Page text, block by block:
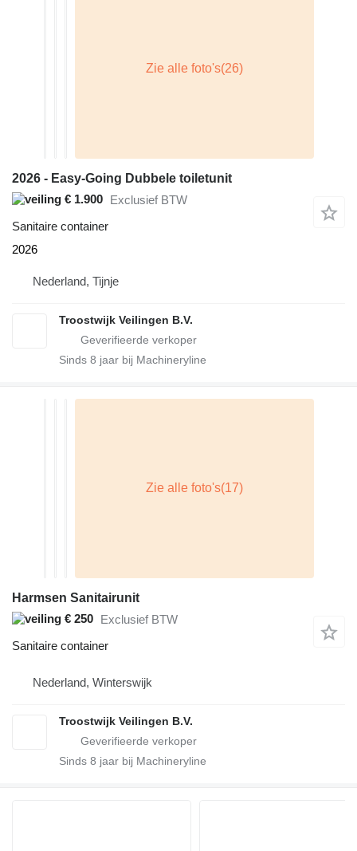
2026 - Easy-Going Dubbele toiletunit
€ 1.900 Exclusief BTW
Sanitaire container
2026
Nederland, Tijnje
Troostwijk Veilingen B.V.
Sinds 8 jaar bij Machineryline
Harmsen Sanitairunit
€ 250 Exclusief BTW
Sanitaire container
Nederland, Winterswijk
Troostwijk Veilingen B.V.
Sinds 8 jaar bij Machineryline